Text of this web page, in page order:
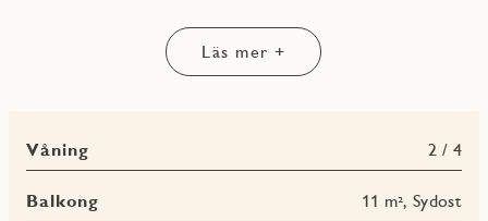
Bostaden erbjuder en öppen och social planlösning där kök
och vardagsrum samspelar på ett naturligt sätt och skapar
ytor för både avkoppling och umgänge. Från vardagsrummet
Det stilrena köket är utformat med fokus på både design och
funktionalitet. Här finns bra arbetsytor, smarta
förvaringslösningar och energieffektiva vitvaror i rostfritt
Läs mer +
Våning 2 / 4
Balkong 11 m², Sydost